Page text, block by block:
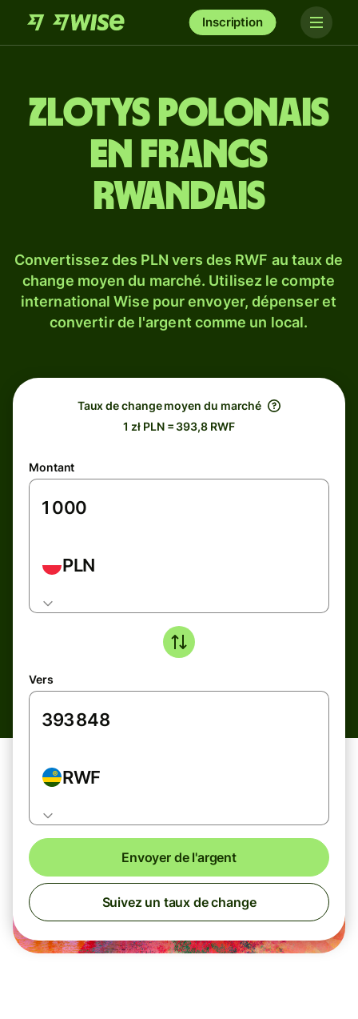
Inscription
Zlotys polonais
en francs
rwandais
Convertissez des PLN vers des RWF au taux de
change moyen du marché. Utilisez le compte
international Wise pour envoyer, dépenser et
convertir de l'argent comme un local.
Taux de change moyen du marché
1 zł PLN = 393,8 RWF
Montant
PLN
Vers
RWF
Envoyer de l'argent
Suivez un taux de change